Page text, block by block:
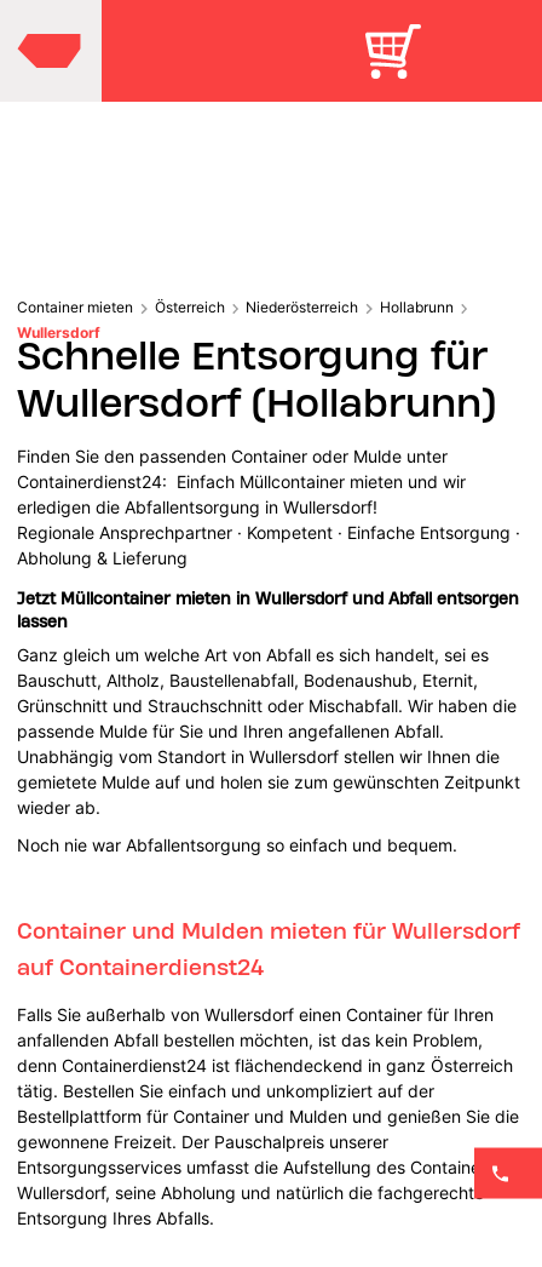
Container mieten Österreich Niederösterreich
Hollabrunn
Wullersdorf
Schnelle Entsorgung für
Wullersdorf (Hollabrunn)
Finden Sie den passenden Container oder Mulde unter
Containerdienst24: Einfach Müllcontainer mieten und wir
erledigen die Abfallentsorgung in Wullersdorf!
Regionale Ansprechpartner · Kompetent · Einfache Entsorgung ·
Abholung & Lieferung
Jetzt Müllcontainer mieten in Wullersdorf und Abfall entsorgen
lassen
Ganz gleich um welche Art von Abfall es sich handelt, sei es
Bauschutt, Altholz, Baustellenabfall, Bodenaushub, Eternit,
Grünschnitt und Strauchschnitt oder Mischabfall. Wir haben die
passende Mulde für Sie und Ihren angefallenen Abfall.
Unabhängig vom Standort in Wullersdorf stellen wir Ihnen die
gemietete Mulde auf und holen sie zum gewünschten Zeitpunkt
wieder ab.
Noch nie war Abfallentsorgung so einfach und bequem.
Container und Mulden mieten für Wullersdorf
auf Containerdienst24
Falls Sie außerhalb von Wullersdorf einen Container für Ihren
anfallenden Abfall bestellen möchten, ist das kein Problem,
denn Containerdienst24 ist flächendeckend in ganz Österreich
tätig. Bestellen Sie einfach und unkompliziert auf der
Bestellplattform für Container und Mulden und genießen Sie die
gewonnene Freizeit. Der Pauschalpreis unserer
Entsorgungsservices umfasst die Aufstellung des Containers in
Wullersdorf, seine Abholung und natürlich die fachgerechte
Entsorgung Ihres Abfalls.